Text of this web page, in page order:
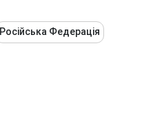
Російська Федерація